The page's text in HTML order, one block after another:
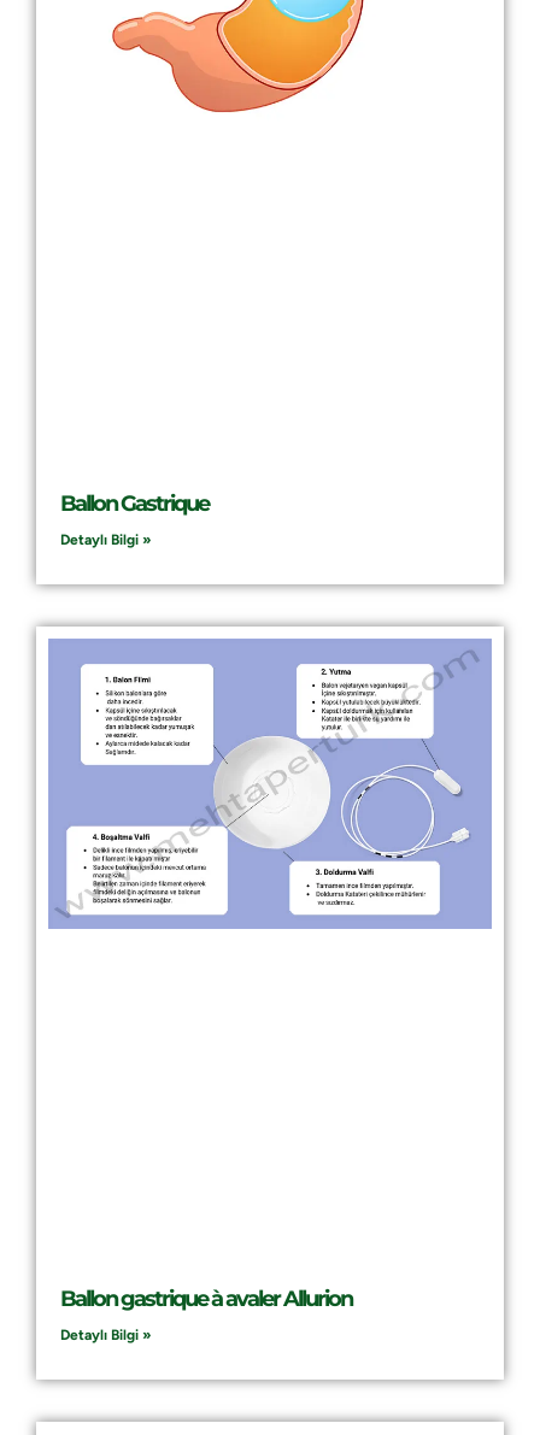
Ballon Gastrique
Detaylı Bilgi »
Ballon gastrique à avaler Allurion
Detaylı Bilgi »